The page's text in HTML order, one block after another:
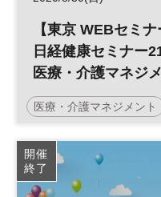
【東京 WEBセミナ
日経健康セミナー
医療・介護マネジ
医療・介護マネジメント
日経健康セミナー 不
診療報酬 参加無料
開催
終了